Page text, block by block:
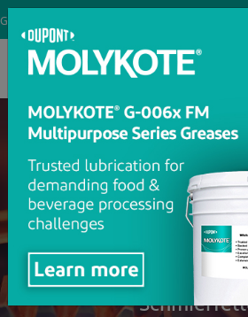
Germany (Deutschland)
Anti-Friction
Dispersionen